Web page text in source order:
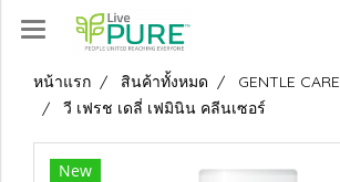
หน้าแรก สินค้าทั้งหมด
GENTLE CARE
วี เฟรช เดลี่ เฟมินิน คลีนเซอร์
New